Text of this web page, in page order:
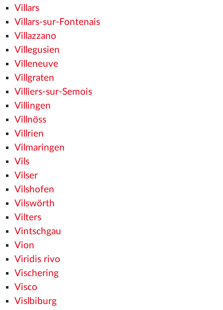
Villars
Villars-sur-Fontenais
Villazzano
Villegusien
Villeneuve
Villgraten
Villiers-sur-Semois
Villingen
Villnöss
Villrien
Vilmaringen
Vils
Vilser
Vilshofen
Vilswörth
Vilters
Vintschgau
Vion
Viridis rivo
Vischering
Visco
Vislbiburg